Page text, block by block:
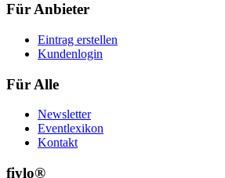
Für Anbieter
Eintrag erstellen
Kundenlogin
Für Alle
Newsletter
Eventlexikon
Kontakt
fiylo®